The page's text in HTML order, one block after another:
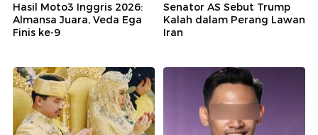
Hasil Moto3 Inggris 2026:
Almansa Juara, Veda Ega
Finis ke-9
Senator AS Sebut Trump
Kalah dalam Perang Lawan
Iran